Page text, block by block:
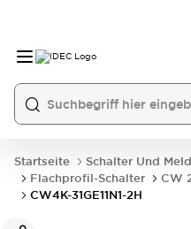
Startseite Schalter Und
Flachprofil-Schalter
CW
CW4K-31GE11N1-2H